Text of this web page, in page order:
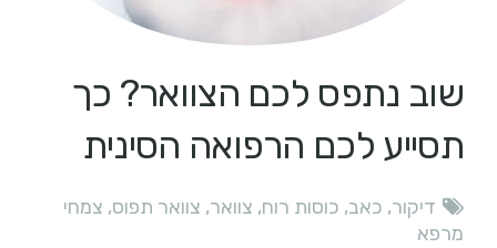
שוב נתפס לכם הצוואר? כך
תסייע לכם הרפואה הסינית
דיקור, כאב, כוסות רוח, צוואר, צוואר תפוס, צמחי
מרפא